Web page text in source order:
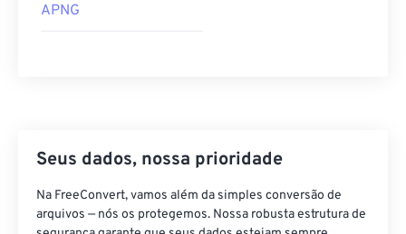
APNG
Seus dados, nossa prioridade
Na FreeConvert, vamos além da simples conversão de
arquivos — nós os protegemos. Nossa robusta estrutura de